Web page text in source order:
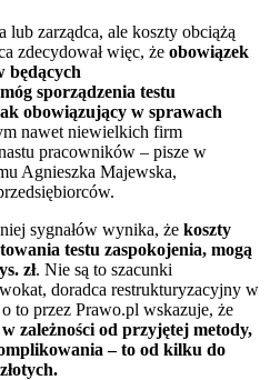
lub zarządca, ale koszty obciążą
zdecydował więc, że obowiązek
będących
sporządzenia testu
obowiązujący w sprawach
nawet niewielkich firm
pracowników – pisze w
Agnieszka Majewska,
sygnałów wynika, że koszty
testu zaspokojenia, mogą
zł. Nie są to szacunki
doradca restrukturyzacyjny w
to przez Prawo.pl wskazuje, że
zależności od przyjętej metody,
– to od kilku do